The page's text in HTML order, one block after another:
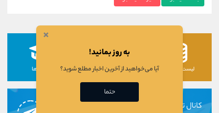
لیست رمزارزها لیست سهام ها دوره ها
کانال تلگرام
×
به روز بمانید!
آیا می‌خواهید از آخرین اخبار مطلع شوید؟
حتما